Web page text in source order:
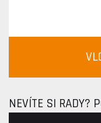
NEVÍTE SI RADY?